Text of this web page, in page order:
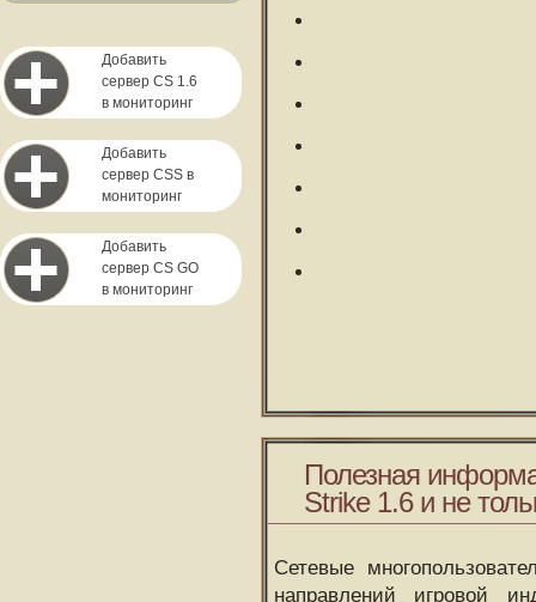
Добавить
сервер CS 1.6
в мониторинг
Добавить
сервер CSS в
мониторинг
Добавить
сервер CS GO
в мониторинг
Полезная
Strike 1.6 и не
Сетевые
направлений игровой